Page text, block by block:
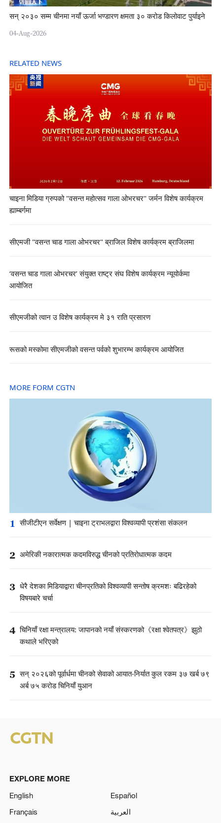
सन् २०३० सम्म चीनमा नयाँ ऊर्जा भण्डारण क्षमता ३० करोड किलोवाट पुर्याइने
04-Aug-2026
RELATED NEWS
चाइना मिडिया ग्रुपको "वसन्त महोत्सव गाला ओभरचर" जर्मन विशेष कार्यक्रम
ह्याम्बर्गमा
सीएमजी "वसन्त चाड गाला ओभरचर" ब्राजिल विशेष कार्यक्रम ब्राजिलमा
‘वसन्त चाड गाला ओभरचर’ संयुक्त राष्ट्र संघ विशेष कार्यक्रम न्यूयोर्कमा
आयोजित
सीएमजीको त्वान उ विशेष कार्यक्रम मे ३१ राति प्रसारण
रूसको मस्कोमा सीएमजीको वसन्त पर्वको शुभारम्भ कार्यक्रम आयोजित
MORE FORM CGTN
1 सीजीटीएन सर्वेक्षण | चाइना ट्राभलद्वारा विश्वव्यापी प्रशंसा संकलन
2 अमेरिकी नकारात्मक कदमविरुद्ध चीनको प्रतिरोधात्मक कदम
3 धेरै देशका मिडियाद्वारा चीनप्रतिको विश्वव्यापी सन्तोष क्रमशः बढिरहेको
विषयबारे चर्चा
4 चिनियाँ रक्षा मन्त्रालय: जापानको नयाँ संस्करणको《रक्षा श्वेतपत्र》झुठो
कथाले भरिएको
5 सन् २०२६को पूर्वार्धमा चीनको सेवाको आयात-निर्यात कुल रकम ३७ खर्ब ७९
अर्ब ७५ करोड चिनियाँ युआन
EXPLORE MORE
English
Español
Français
العربية